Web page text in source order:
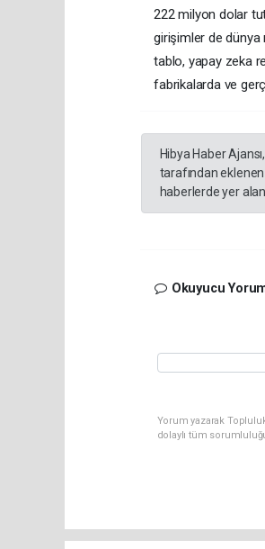
222 milyon dolar
girişimler de dünya
tablo, yapay zeka
fabrikalarda ve
Hibya Haber
tarafından
haberlerde yer
Okuyucu
Yorum yazarak
dolaylı tüm